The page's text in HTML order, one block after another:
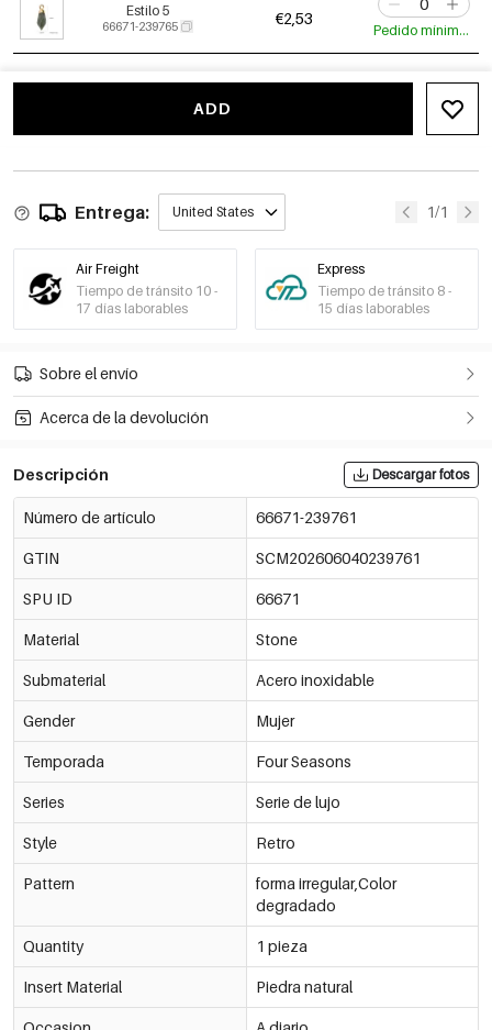
Estilo 5
66671-239765 €2,53
Pedido mínimo de 3 uds.
ADD
Entrega: United States 1/1
Air Freight
Tiempo de tránsito 10 -
17 días laborables
Express
Tiempo de tránsito 8 -
15 días laborables
Sobre el envío
Acerca de la devolución
Descripción Descargar fotos
Número de artículo 66671-239761
GTIN SCM202606040239761
SPU ID 66671
Material Stone
Submaterial Acero inoxidable
Gender Mujer
Temporada Four Seasons
Series Serie de lujo
Style Retro
Pattern
forma irregular,Color
degradado
Quantity 1 pieza
Insert Material Piedra natural